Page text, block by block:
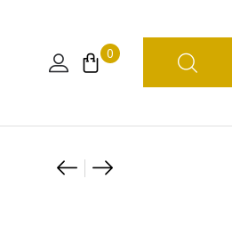
0
Product
208
208